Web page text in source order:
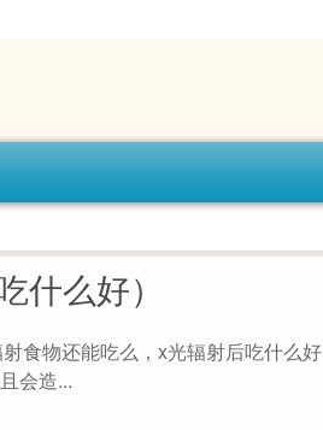
什么好）
食物还能吃么，x光辐射后吃什么好
会造...